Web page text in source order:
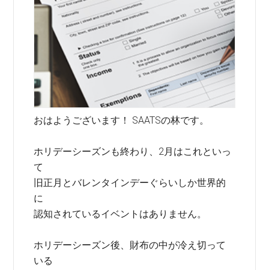
おはようございます！ SAATSの林です。
ホリデーシーズンも終わり、2月はこれといっ
て
旧正月とバレンタインデーぐらいしか世界的
に
認知されているイベントはありません。
ホリデーシーズン後、財布の中が冷え切って
いる